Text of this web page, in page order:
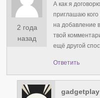
2 года
назад
А как я
приглашаю
на добавление
твой
ещё другой
Ответить
gadgetplay